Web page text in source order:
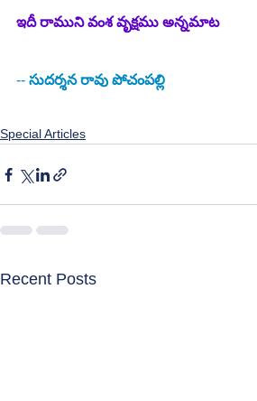
ఇదీ రాముని వంశ వృక్షము అన్నమాట
-- సుదర్శన రావు పోచంపల్లి
Special Articles
Recent Posts